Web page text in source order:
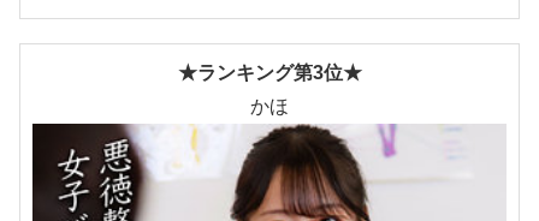
★ランキング第3位★
かほ